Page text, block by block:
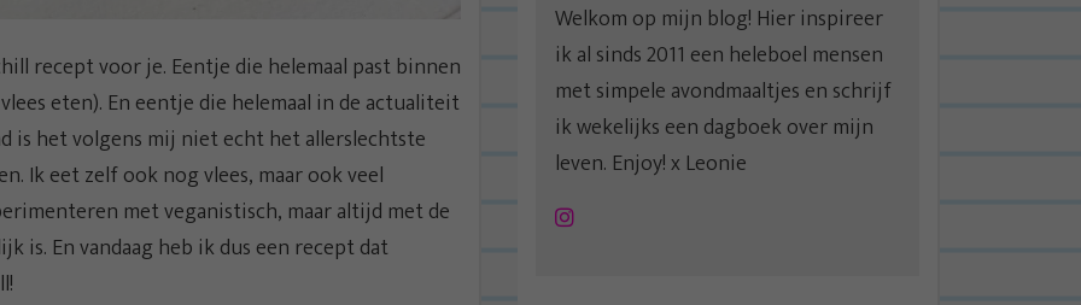
recept voor je. Eentje die helemaal past binnen
eten). En eentje die helemaal in de actualiteit
is het volgens mij niet echt het allerslechtste
Ik eet zelf ook nog vlees, maar ook veel
met veganistisch, maar altijd met de
is. En vandaag heb ik dus een recept dat
Welkom op mijn blog! Hier inspireer
ik al sinds 2011 een heleboel mensen
met simpele avondmaaltjes en schrijf
ik wekelijks een dagboek over mijn
leven. Enjoy! x Leonie
Instagram